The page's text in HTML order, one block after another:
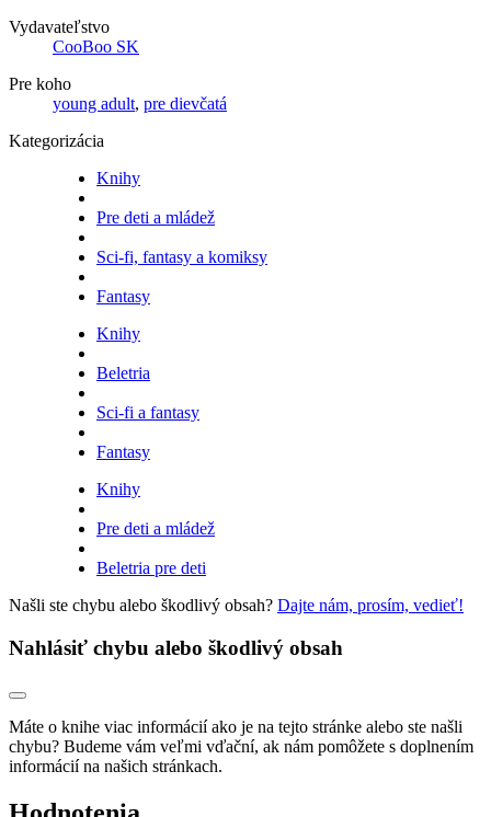
Vydavateľstvo
CooBoo SK
Pre koho
young adult, pre dievčatá
Kategorizácia
Knihy
Pre deti a mládež
Sci-fi, fantasy a komiksy
Fantasy
Knihy
Beletria
Sci-fi a fantasy
Fantasy
Knihy
Pre deti a mládež
Beletria pre deti
Našli ste chybu alebo škodlivý obsah? Dajte nám, prosím, vedieť!
Nahlásiť chybu alebo škodlivý obsah
Máte o knihe viac informácií ako je na tejto stránke alebo ste našli
chybu? Budeme vám veľmi vďační, ak nám pomôžete s doplnením
informácií na našich stránkach.